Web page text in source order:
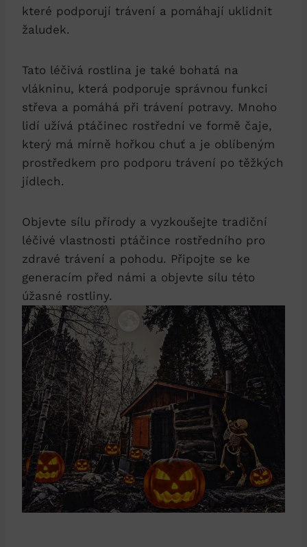
které podporují trávení ‌a ‌pomáhají uklidnit
žaludek.
Tato léčivá rostlina ​je také bohatá na
vlákninu, která podporuje správnou funkci
střeva ‍a pomáhá při trávení‌ potravy.​ Mnoho
lidí užívá ⁣ptáčinec rostřední ‍ve formě čaje,
který má mírně hořkou chuť a je⁤ oblíbeným
prostředkem pro podporu trávení‌ po těžkých
jídlech.
Objevte sílu přírody​ a vyzkoušejte tradiční
léčivé⁣ vlastnosti ptáčince rostředního pro
⁣zdravé trávení a ‌pohodu. Připojte se⁣ ke
generacím před námi a objevte sílu této
úžasné rostliny.